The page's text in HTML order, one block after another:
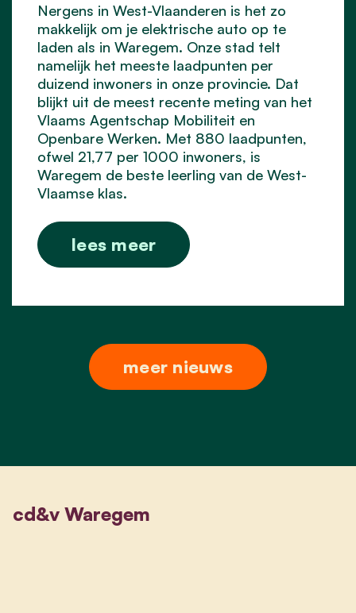
Nergens in West-Vlaanderen is het zo
makkelijk om je elektrische auto op te
laden als in Waregem. Onze stad telt
namelijk het meeste laadpunten per
duizend inwoners in onze provincie. Dat
blijkt uit de meest recente meting van het
Vlaams Agentschap Mobiliteit en
Openbare Werken. Met 880 laadpunten,
ofwel 21,77 per 1000 inwoners, is
Waregem de beste leerling van de West-
Vlaamse klas.
lees meer
meer nieuws
cd&v Waregem